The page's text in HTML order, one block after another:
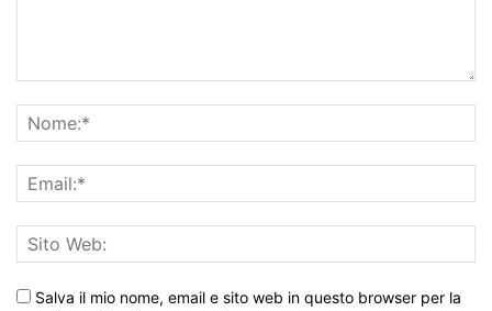
Salva il mio nome, email e sito web in questo browser per la